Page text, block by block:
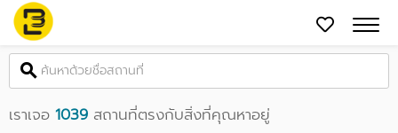
เราเจอ 1039 สถานที่ตรงกับสิ่งที่คุณหาอยู่